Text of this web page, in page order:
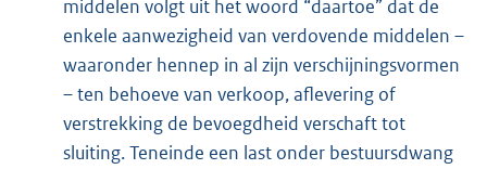
middelen volgt uit het woord “daartoe” dat de
enkele aanwezigheid van verdovende middelen –
waaronder hennep in al zijn verschijningsvormen
– ten behoeve van verkoop, aflevering of
verstrekking de bevoegdheid verschaft tot
sluiting. Teneinde een last onder bestuursdwang